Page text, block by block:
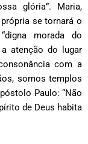
glória”. Maria,
se tornará o
morada do
atenção do lugar
com a
somos templos
Paulo: “Não
de Deus habita